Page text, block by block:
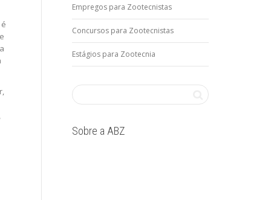
Empregos para Zootecnistas
Concursos para Zootecnistas
Estágios para Zootecnia
Sobre a ABZ